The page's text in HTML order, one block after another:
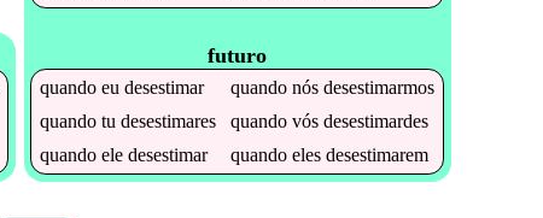
futuro
quandoeudesestimar quandonósdesestimarmos
quandotudesestimares quandovósdesestimardes
quandoeledesestimar quandoelesdesestimarem